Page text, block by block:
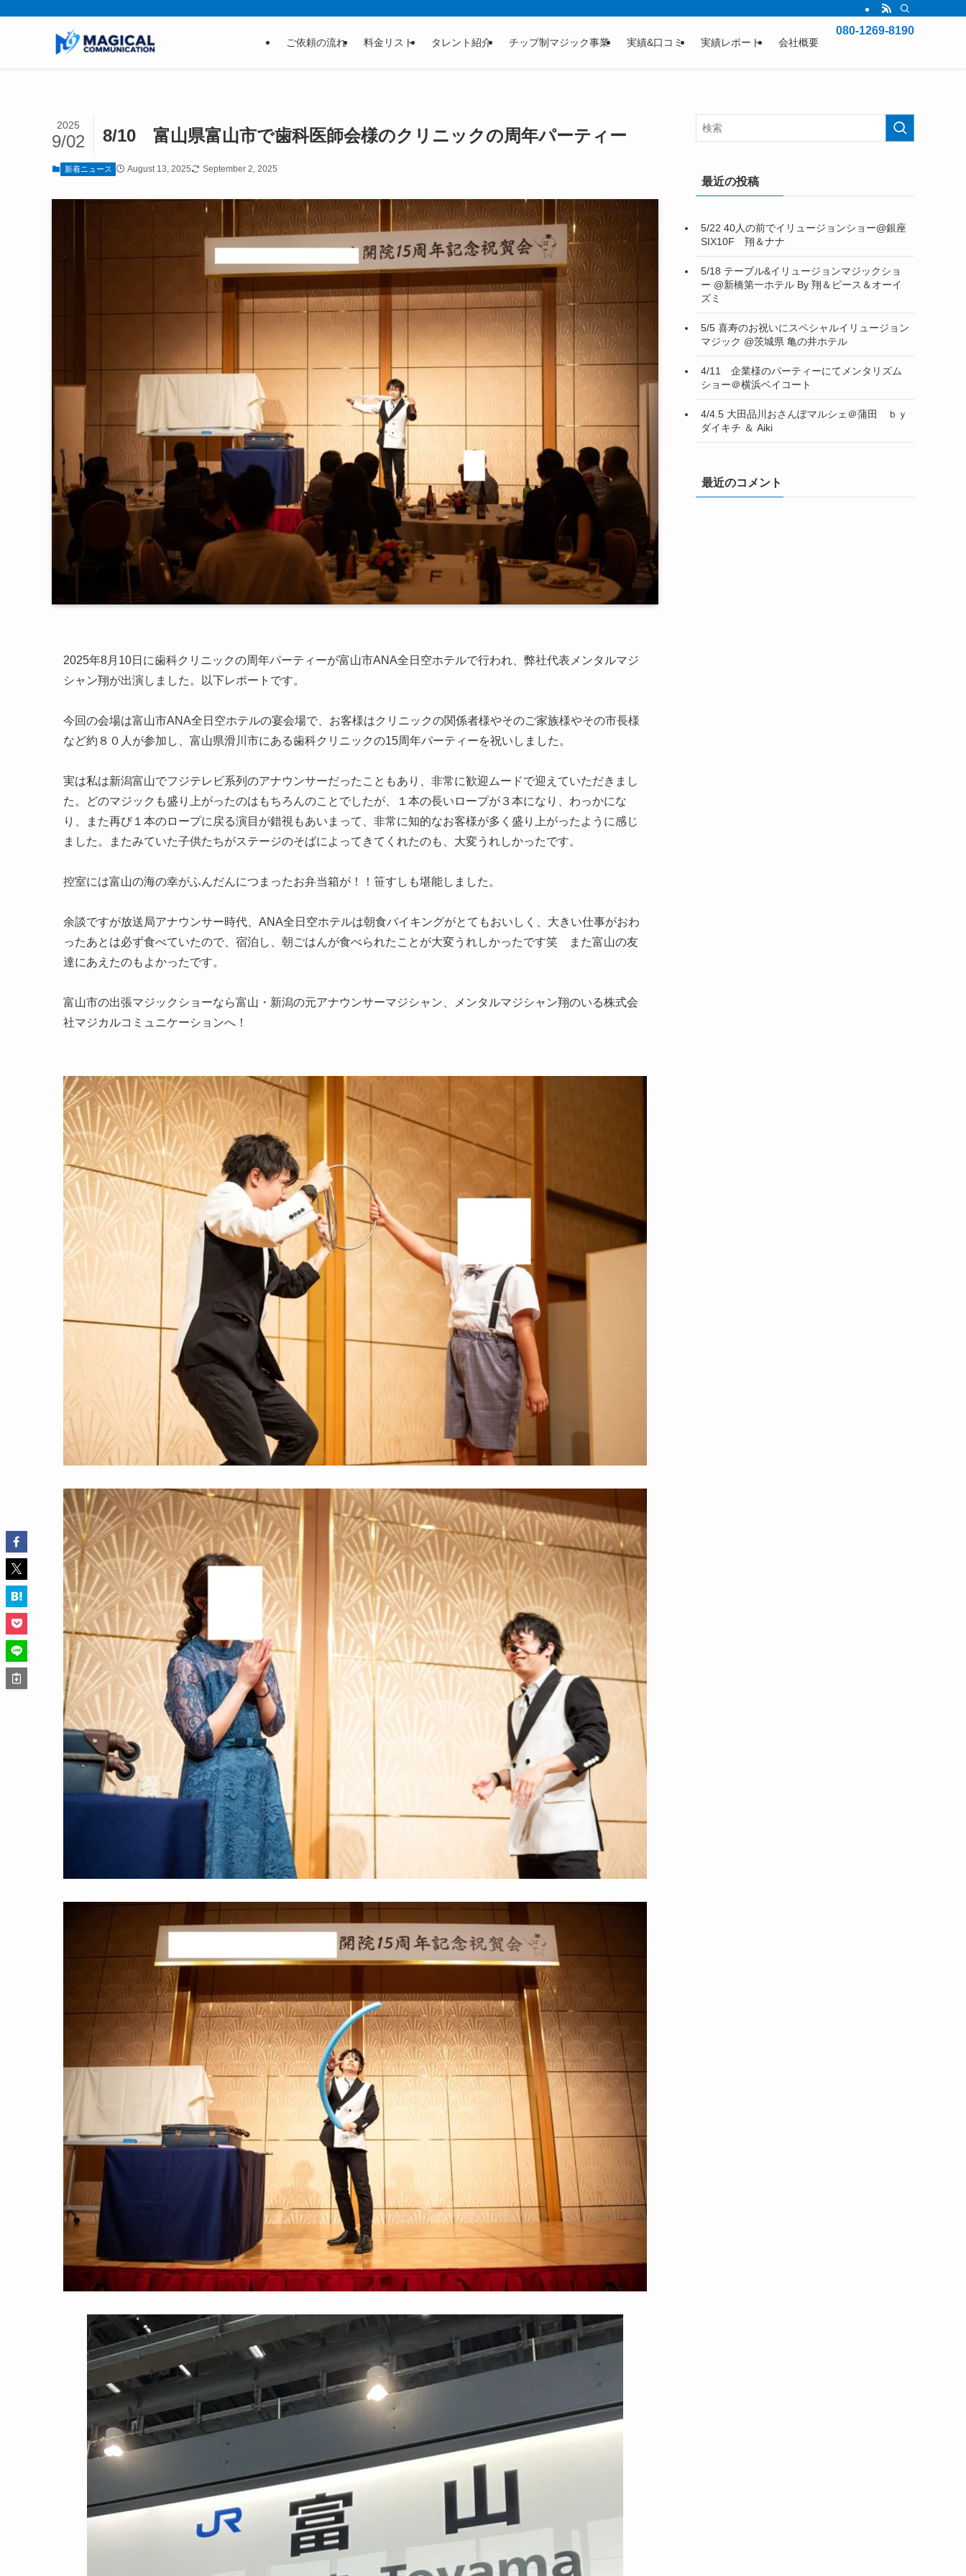
ご依頼の流れ 料金リスト タレント紹介 チップ制マジック事業 実績&口コミ 実績レポート 会社概要
080-1269-8190
8/10 富山県富山市で歯科医師会様のクリニックの周年パーティー
2025
9/02
新着ニュース August 13, 2025 September 2, 2025
2025年8月10日に歯科クリニックの周年パーティーが富山市ANA全日空ホテルで行われ、弊社代表メンタルマジ
シャン翔が出演しました。以下レポートです。
今回の会場は富山市ANA全日空ホテルの宴会場で、お客様はクリニックの関係者様やそのご家族様やその市長様
など約８０人が参加し、富山県滑川市にある歯科クリニックの15周年パーティーを祝いしました。
実は私は新潟富山でフジテレビ系列のアナウンサーだったこともあり、非常に歓迎ムードで迎えていただきまし
た。どのマジックも盛り上がったのはもちろんのことでしたが、１本の長いロープが３本になり、わっかにな
り、また再び１本のロープに戻る演目が錯視もあいまって、非常に知的なお客様が多く盛り上がったように感じ
ました。またみていた子供たちがステージのそばによってきてくれたのも、大変うれしかったです。
控室には富山の海の幸がふんだんにつまったお弁当箱が！！笹すしも堪能しました。
余談ですが放送局アナウンサー時代、ANA全日空ホテルは朝食バイキングがとてもおいしく、大きい仕事がおわ
ったあとは必ず食べていたので、宿泊し、朝ごはんが食べられたことが大変うれしかったです笑 また富山の友
達にあえたのもよかったです。
富山市の出張マジックショーなら富山・新潟の元アナウンサーマジシャン、メンタルマジシャン翔のいる株式会
社マジカルコミュニケーションへ！
最近の投稿
5/22 40人の前でイリュージョンショー@銀座
SIX10F 翔＆ナナ
5/18 テーブル&イリュージョンマジックショ
ー @新橋第一ホテル By 翔＆ピース＆オーイ
ズミ
5/5 喜寿のお祝いにスペシャルイリュージョン
マジック @茨城県 亀の井ホテル
4/11 企業様のパーティーにてメンタリズム
ショー＠横浜ベイコート
4/4.5 大田品川おさんぽマルシェ＠蒲田 ｂｙ
ダイキチ ＆ Aiki
最近のコメント